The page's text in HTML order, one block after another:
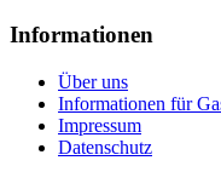
Informationen
Über uns
Informationen für
Impressum
Datenschutz